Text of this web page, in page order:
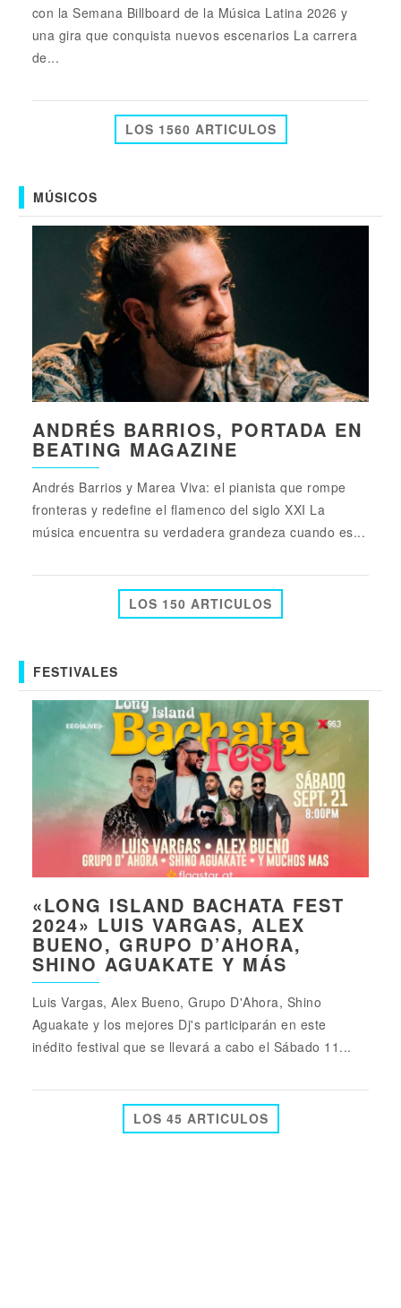
con la Semana Billboard de la Música Latina 2026 y
una gira que conquista nuevos escenarios La carrera
de...
LOS 1560 ARTICULOS
MÚSICOS
ANDRÉS BARRIOS, PORTADA EN
BEATING MAGAZINE
Andrés Barrios y Marea Viva: el pianista que rompe
fronteras y redefine el flamenco del siglo XXI La
música encuentra su verdadera grandeza cuando es...
LOS 150 ARTICULOS
FESTIVALES
«LONG ISLAND BACHATA FEST
2024» LUIS VARGAS, ALEX
BUENO, GRUPO D’AHORA,
SHINO AGUAKATE Y MÁS
Luis Vargas, Alex Bueno, Grupo D'Ahora, Shino
Aguakate y los mejores Dj's participarán en este
inédito festival que se llevará a cabo el Sábado 11...
LOS 45 ARTICULOS